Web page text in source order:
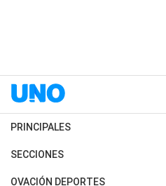
PRINCIPALES
Últimas Noticias
Política
SECCIONES
Horóscopo
OVACIÓN DEPORTES